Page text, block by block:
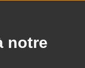
notre